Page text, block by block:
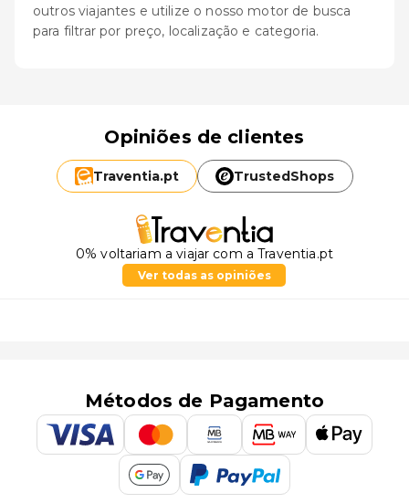
outros viajantes e utilize o nosso motor de busca
para filtrar por preço, localização e categoria.
Opiniões de clientes
Traventia.pt TrustedShops
0% voltariam a viajar com a Traventia.pt
Ver todas as opiniões
Métodos de Pagamento